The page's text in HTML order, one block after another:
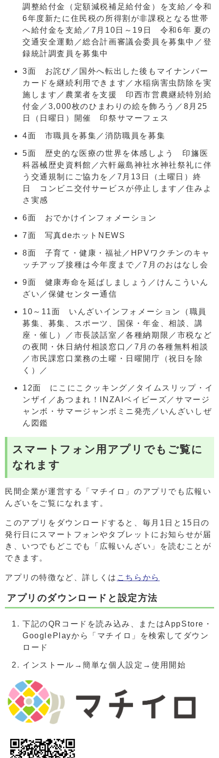
調整給付金（定額減税補足給付金）を支給／令和
6年度新たに住民税の所得割が非課税となる世帯
へ給付金を支給／7月10日～19日 令和6年 夏の
交通安全運動／総合計画審議会委員を募集中／登
録統計調査員を募集中
3面 お詫び／国外へ転出した後もマイナンバー
カードを継続利用できます／水稲病害虫防除を実
施します／農業者を支援 印西市営農継続特別給
付金／3,000枚のひまわりの絵を飾ろう／8月25
日（日曜日）開催 印祭サマーフェス
4面 市職員を募集／消防職員を募集
5面 歴史的な医療の世界を体感しよう 印旛医
科器械歴史資料館／六軒厳島神社水神社祭礼に伴
う交通規制にご協力を／7月13日（土曜日）終
日 コンビニ交付サービスが停止します／住みよ
さ実感
6面 おでかけインフォメーション
7面 写真deホットNEWS
8面 子育て・健康・福祉／HPVワクチンのキャ
ッチアップ接種は今年度まで／7月のおはなし会
9面 健康寿命を延ばしましょう／けんこういん
ざい／保健センター通信
10～11面 いんざいインフォメーション（職員
募集、募集、スポーツ、国保・年金、相談、講
座・催し）／市長談話室／各種納期限／市税など
の夜間・休日納付相談窓口／7月の各種無料相談
／市民課窓口業務の土曜・日曜開庁（祝日を除
く）／
12面 にこにこクッキング／タイムスリップ・イ
ンザイ／あつまれ！INZAIベイビーズ／サマージ
ャンボ・サマージャンボミニ発売／いんざいしぜ
ん図鑑
スマートフォン用アプリでもご覧に
なれます
民間企業が運営する「マチイロ」のアプリでも広報い
んざいをご覧になれます。
このアプリをダウンロードすると、毎月1日と15日の
発行日にスマートフォンやタブレットにお知らせが届
き、いつでもどこでも「広報いんざい」を読むことが
できます。
アプリの特徴など、詳しくは こちらから
アプリのダウンロードと設定方法
下記のQRコードを読み込み、またはAppStore・
GooglePlayから「マチイロ」を検索してダウン
ロード
インストール→簡単な個人設定→使用開始